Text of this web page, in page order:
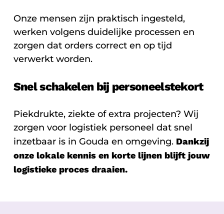
Onze mensen zijn praktisch ingesteld,
werken volgens duidelijke processen en
zorgen dat orders correct en op tijd
verwerkt worden.
Snel schakelen bij personeelstekort
Piekdrukte, ziekte of extra projecten? Wij
zorgen voor logistiek personeel dat snel
inzetbaar is in Gouda en omgeving. Dankzij
onze lokale kennis en korte lijnen blijft jouw
logistieke proces draaien.